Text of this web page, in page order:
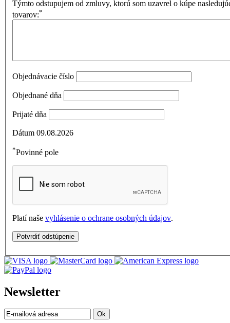
Týmto odstupujem od zmluvy, ktorú som uzavrel o kúpe
tovarov:*
Objednávacie číslo
Objednané dňa
Prijaté dňa
Dátum 09.08.2026
*Povinné pole
Platí naše vyhlásenie o ochrane osobných údajov.
Newsletter
Ok